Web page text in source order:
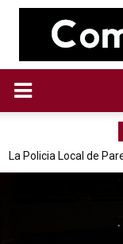
La Policia Local de